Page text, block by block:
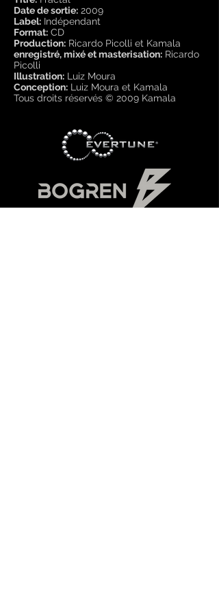
Date de sortie: 2009
Label: Indépendant
Format: CD
Production: Ricardo Picolli et Kamala
enregistré, mixé et masterisation: Ricardo
Picolli
Illustration: Luiz Moura
Conception: Luiz Moura et Kamala
Tous droits réservés © 2009 Kamala